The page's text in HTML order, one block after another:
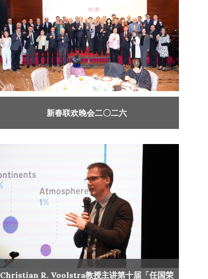
新春联欢晚会二〇二六
Christian R. Voolstra教授主讲第十届「任国荣